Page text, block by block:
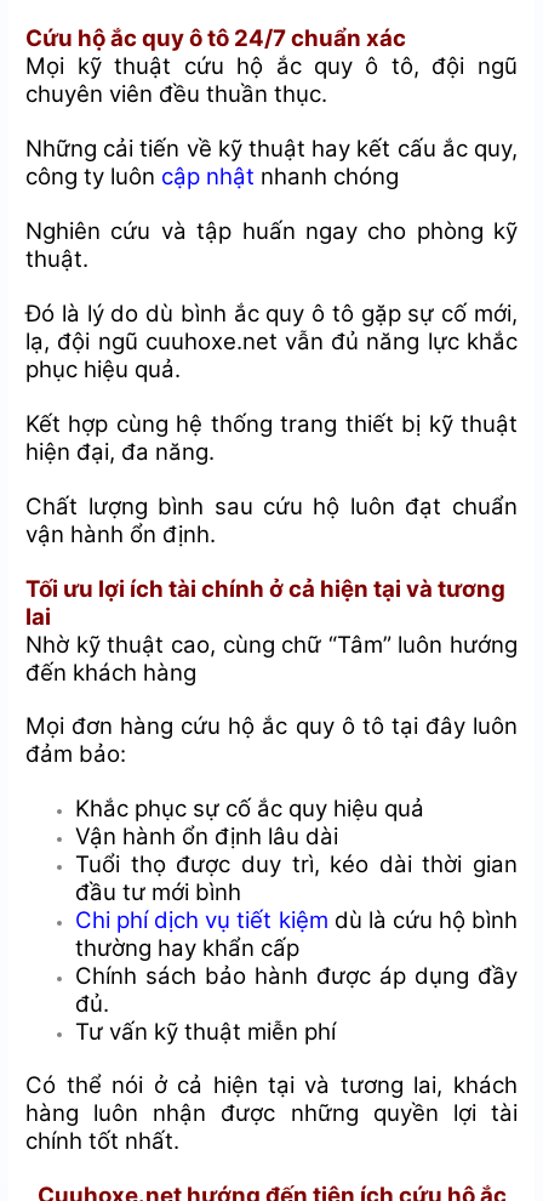
Cứu hộ ắc quy ô tô 24/7 chuẩn xác
Mọi kỹ thuật cứu hộ ắc quy ô tô, đội ngũ
chuyên viên đều thuần thục.
Những cải tiến về kỹ thuật hay kết cấu ắc quy,
công ty luôn cập nhật nhanh chóng
Nghiên cứu và tập huấn ngay cho phòng kỹ
thuật.
Đó là lý do dù bình ắc quy ô tô gặp sự cố mới,
lạ, đội ngũ cuuhoxe.net vẫn đủ năng lực khắc
phục hiệu quả.
Kết hợp cùng hệ thống trang thiết bị kỹ thuật
hiện đại, đa năng.
Chất lượng bình sau cứu hộ luôn đạt chuẩn
vận hành ổn định.
Tối ưu lợi ích tài chính ở cả hiện tại và tương
lai
Nhờ kỹ thuật cao, cùng chữ “Tâm” luôn hướng
đến khách hàng
Mọi đơn hàng cứu hộ ắc quy ô tô tại đây luôn
đảm bảo:
Khắc phục sự cố ắc quy hiệu quả
Vận hành ổn định lâu dài
Tuổi thọ được duy trì, kéo dài thời gian
đầu tư mới bình
Chi phí dịch vụ tiết kiệm dù là cứu hộ bình
thường hay khẩn cấp
Chính sách bảo hành được áp dụng đầy
đủ.
Tư vấn kỹ thuật miễn phí
Có thể nói ở cả hiện tại và tương lai, khách
hàng luôn nhận được những quyền lợi tài
chính tốt nhất.
Cuuhoxe.net hướng đến tiện ích cứu hộ ắc